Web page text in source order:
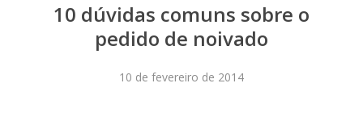
10 dúvidas comuns sobre o
pedido de noivado
10 de fevereiro de 2014